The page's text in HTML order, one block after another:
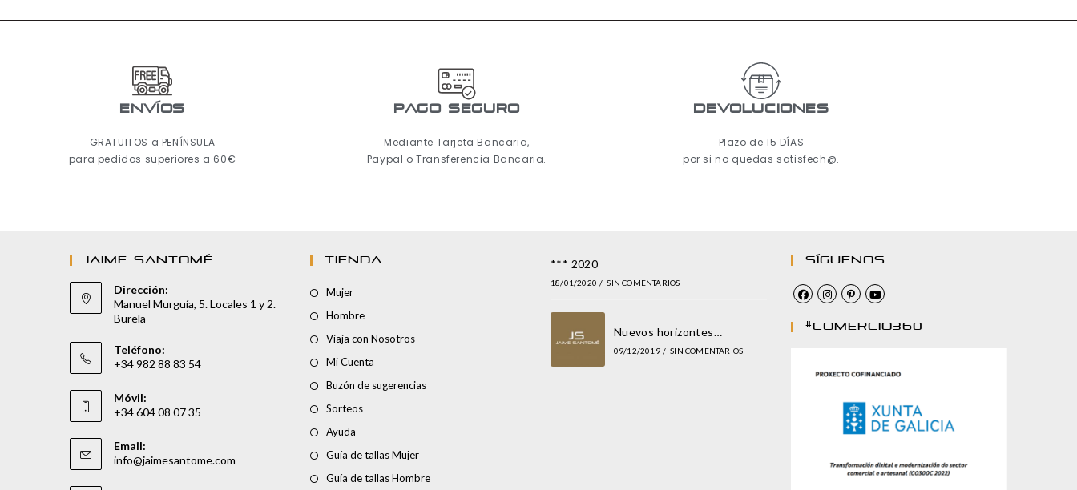
ENVÍOS
GRATUITOS a PENÍNSULA
para pedidos superiores a 60€
pago seguro
Mediante Tarjeta Bancaria,
Paypal o Transferencia Bancaria.
Devoluciones
Plazo de 15 DÍAS
por si no quedas satisfech@.
JAIME SANTOMÉ
Dirección:
Manuel Murguía, 5. Locales 1 y 2.
Burela
Teléfono:
+34 982 88 83 54
Móvil:
+34 604 08 07 35
Email:
info@jaimesantome.com
TIENDA
Mujer
Hombre
Viaja con Nosotros
Mi Cuenta
Buzón de sugerencias
Sorteos
Ayuda
Guía de tallas Mujer
Guía de tallas Hombre
*** 2020
18/01/2020 / SIN COMENTARIOS
Nuevos horizontes…
09/12/2019 / SIN COMENTARIOS
Síguenos
#comercio360